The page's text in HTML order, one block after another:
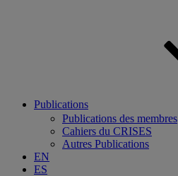
Publications
Publications des membres
Cahiers du CRISES
Autres Publications
EN
ES